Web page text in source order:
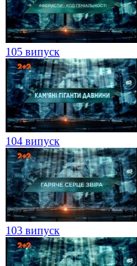
105 випуск
104 випуск
103 випуск